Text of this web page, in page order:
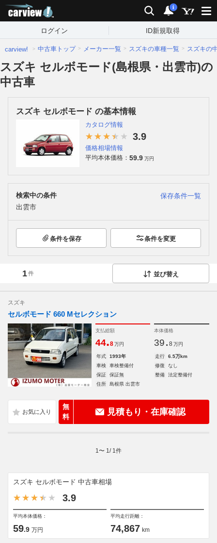
検索 通知
i
ログイン ID新規取得
carview! 中古車トップ メーカー一覧 スズキの車種一覧 スズキの
スズキ セルボモード(島根県・出雲市)の
中古車
スズキ セルボモード の基本情報
カタログ情報
3.9
価格相場情報
平均本体価格： 59.9 万円
検索中の条件
保存条件一覧
出雲市
条件を保存 条件を変更
1件 並び替え
スズキ
セルボモード 660 Mセレクション
支払総額
44.8 万円
本体価格
39. 8 万円
年式 1993年 走行
6.5万km
車検
車検整備付 修復
なし
保証
保証無 整備
法定整備付
住所
島根県 出雲市
無
料
見積もり・在庫確認
1 〜 1 / 1 件
スズキ セルボモード 中古車相場
3.9
平均本体価格：
59.9 万円
平均走行距離：
74,867 km